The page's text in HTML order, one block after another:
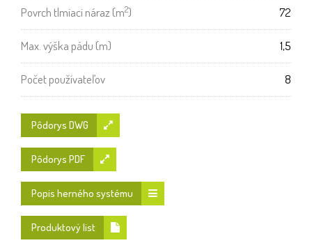
Povrch tlmiaci náraz (m2) 72
Max. výška pádu (m) 1,5
Počet používateľov 8
Pôdorys DWG
Pôdorys PDF
Popis herného systému
Produktový list